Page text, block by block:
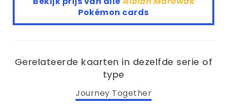
Pokémon cards
Gerelateerde kaarten in dezelfde serie of
type
Journey Together